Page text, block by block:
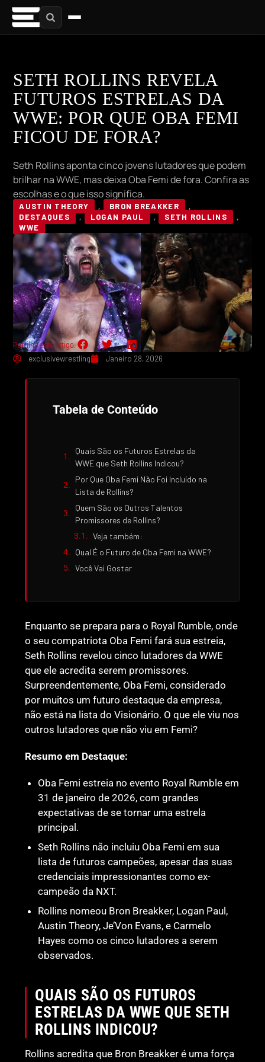
SETH ROLLINS REVELA
FUTUROS ESTRELAS DA
WWE: POR QUE OBA FEMI
FICOU DE FORA?
Seth Rollins aponta cinco jovens lutadores que podem
brilhar na WWE, mas deixa Oba Femi de fora. Confira as
escolhas e o que isso significa.
AUSTIN THEORY , BRON BREAKKER
,
DESTAQUES
, LOGAN PAUL , SETH ROLLINS
,
WWE
Partilha este artigo:
exclusivewrestling
Janeiro 28, 2026
Tabela de Conteúdo
Quais São os Futuros Estrelas da
WWE que Seth Rollins Indicou?
Por Que Oba Femi Não Foi Incluído na
Lista de Rollins?
Quem São os Outros Talentos
Promissores de Rollins?
Veja também:
Qual É o Futuro de Oba Femi na WWE?
Você Vai Gostar
Enquanto se prepara para o Royal Rumble, onde
o seu compatriota Oba Femi fará sua estreia,
Seth Rollins revelou cinco lutadores da WWE
que ele acredita serem promissores.
Surpreendentemente, Oba Femi, considerado
por muitos um futuro destaque da empresa,
não está na lista do Visionário. O que ele viu nos
outros lutadores que não viu em Femi?
Resumo em Destaque:
Oba Femi estreia no evento Royal Rumble em
31 de janeiro de 2026, com grandes
expectativas de se tornar uma estrela
principal.
Seth Rollins não incluiu Oba Femi em sua
lista de futuros campeões, apesar das suas
credenciais impressionantes como ex-
campeão da NXT.
Rollins nomeou Bron Breakker, Logan Paul,
Austin Theory, Je’Von Evans, e Carmelo
Hayes como os cinco lutadores a serem
observados.
QUAIS SÃO OS FUTUROS
ESTRELAS DA WWE QUE SETH
ROLLINS INDICOU?
Rollins acredita que Bron Breakker é uma força